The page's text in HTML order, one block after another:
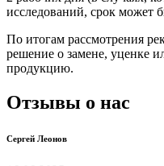
исследований, срок может
По итогам рассмотрения
решение о замене, уценке
продукцию.
Отзывы о нас
Сергей Леонов